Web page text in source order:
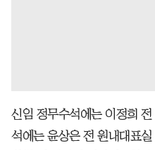
신임 정무수석에는 이정희
석에는 윤상은 전 원내대표